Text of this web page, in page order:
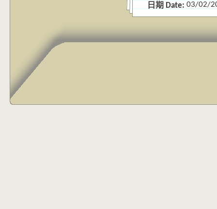
日期 Date: 03/02/